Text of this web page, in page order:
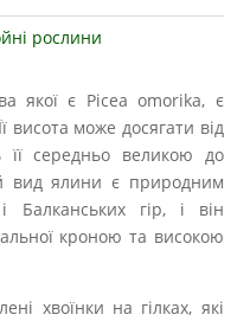
рослини
якої є Picea omorika, є
висота може досягати від
середньо великою до
вид ялини є природним
Балканських гір, і він
кроною та високою
хвоїнки на гілках, які